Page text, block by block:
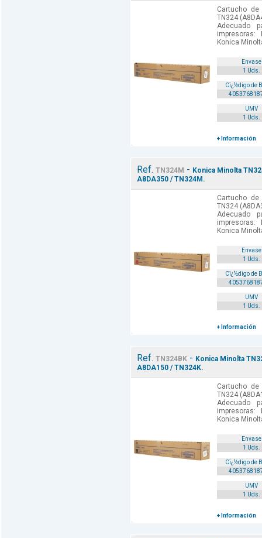
Cartucho
TN324
Adecuado
impresoras:
Konica
Envase
1 Uds.
Cï¿½digo de
UMV
1 Uds.
+ Información
Ref. TN324M - Konica Minolta
A8DA350 / TN324M.
Cartucho
TN324
Adecuado
impresoras:
Konica
Envase
1 Uds.
Cï¿½digo de
UMV
1 Uds.
+ Información
Ref. TN324BK- Konica Minolta
A8DA150 / TN324K.
Cartucho
TN324
Adecuado
impresoras:
Konica
Envase
1 Uds.
Cï¿½digo de
UMV
1 Uds.
+ Información